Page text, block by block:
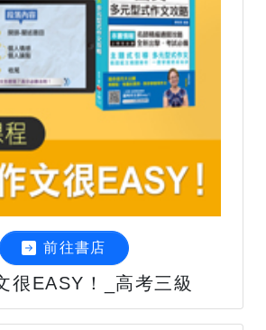
前往書店
很EASY！_高考三級